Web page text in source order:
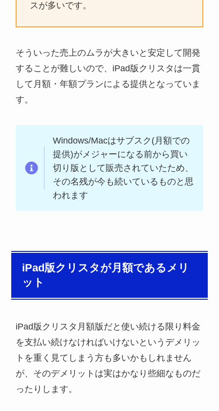
スが多いです。
そういった売上のムラが大きいと安定して開発
することが難しいので、iPad版クリスタは一貫
して月額・年額プランによる提供となっていま
す。
Windows/Macはサブスク(月額での
提供)がメジャーになる前から買い
切り版として販売されていたため、
その名残が今も続いているものと思
われます
iPad版クリスタが月額であるメリ
ット
iPad版クリスタ月額版だと使い続ける限り料金
を支払い続けなければいけないというデメリッ
トを重く見てしまう方も多いかもしれません
が、そのデメリットは実はかなり些細なものだ
ったりします。